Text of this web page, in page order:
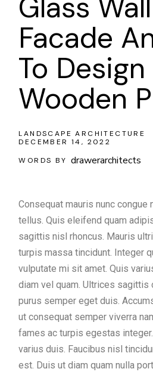
Glass Wall
Facade
To
Wooden
LANDSCAPE ARCHITECTURE
DECEMBER 14, 2022
WORDS BY drawerarchitects
Consequat mauris nunc
tellus. Quis eleifend quam
sagittis nisl rhoncus. Mauris
turpis massa tincidunt. Integer
vulputate mi sit amet. Quis
diam vel quam. Ultrices sagittis
purus semper eget duis.
ut consequat semper viverra
fames ac turpis egestas
varius duis. Faucibus nisl
est. Duis ut diam quam nulla